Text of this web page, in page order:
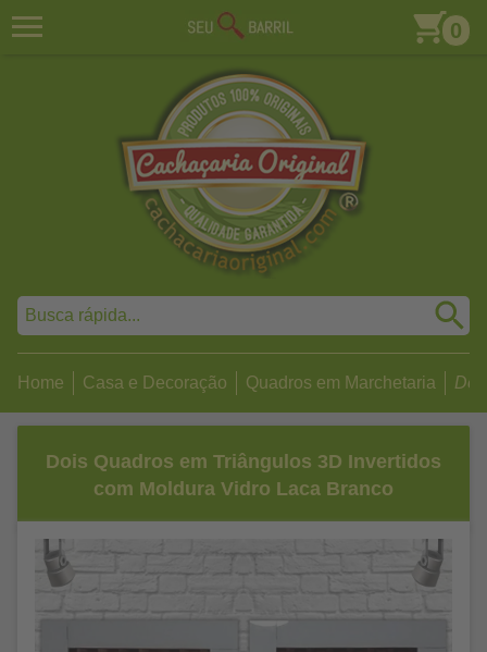
0
Home Casa e Decoração Quadros em Marchetaria
Dois Quadros em Triângulos 3D Invertidos
com Moldura Vidro Laca Branco